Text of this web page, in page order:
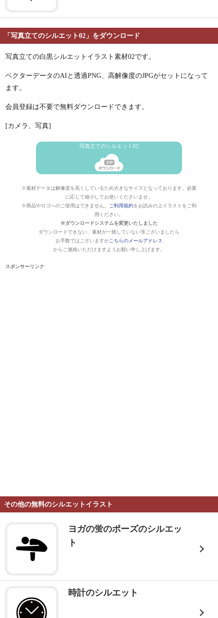
「写真立てのシルエット02」をダウンロード
写真立ての白黒シルエットイラスト素材02です。
ベクターデータのAIと透過PNG、高解像度のJPGがセットになって
ます。
会員登録は不要で無料ダウンロードできます。
[カメラ、写真]
写真立てのシルエット02
※素材データは解像度を高くしているため大きなサイズとなっております。必要
に応じて縮小してお使いくださいませ。
※商品やロゴへのご使用はできません。
ご利用規約をお読みの上イラストをご利
用ください。
※ダウンロードシステムを変更いたしました
ダウンロードできない、素材が一致していない等ございましたら
お手数ではございますがこちらのメールアドレス
からご連絡いただけますようお願い申し上げます。
スポンサーリンク
その他の無料のシルエットイラスト
ヨガの蛍のポーズのシルエッ
ト
時計のシルエット